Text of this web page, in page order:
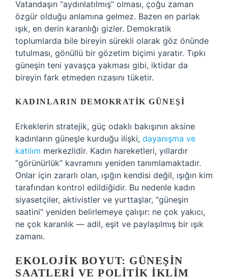
Vatandaşın “aydınlatılmış” olması, çoğu zaman
özgür olduğu anlamına gelmez. Bazen en parlak
ışık, en derin karanlığı gizler. Demokratik
toplumlarda bile bireyin sürekli olarak göz önünde
tutulması, gönüllü bir gözetim biçimi yaratır. Tıpkı
güneşin teni yavaşça yakması gibi, iktidar da
bireyin fark etmeden rızasını tüketir.
KADINLARIN DEMOKRATIK GÜNEŞI
Erkeklerin stratejik, güç odaklı bakışının aksine
kadınların güneşle kurduğu ilişki, dayanışma ve
katılım merkezlidir. Kadın hareketleri, yıllardır
“görünürlük” kavramını yeniden tanımlamaktadır.
Onlar için zararlı olan, ışığın kendisi değil, ışığın kim
tarafından kontrol edildiğidir. Bu nedenle kadın
siyasetçiler, aktivistler ve yurttaşlar, “güneşin
saatini” yeniden belirlemeye çalışır: ne çok yakıcı,
ne çok karanlık — adil, eşit ve paylaşılmış bir ışık
zamanı.
EKOLOJIK BOYUT: GÜNEŞIN
SAATLERI VE POLITIK İKLIM